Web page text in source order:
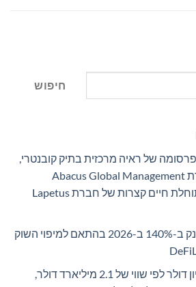
חיפוש
של ראיה מרכזית בתיק קובנטרי,
המצביעה על כך שחברת Abacus Global Management
הסתמכה על הערכות תוחלת חיים קצרות של חברת Lapetus
שוק אסימוני המניות מזנק ב-140% ב-2026 בהתאם למיפוי השוק
Moove גייסה 250 מיליון דולר לפי שווי של 2.1 מיליארד דולר,